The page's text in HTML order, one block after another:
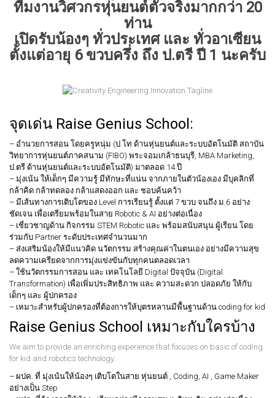
ทีมงานวิศวกรหุ่นยนต์ตัวจริงมากกว่า 20
ท่าน
เปิดรับน้องๆ ทั่วประเทศ และ ทั่วอาเซียน
ตั้งแต่อายุ 6 ขวบครึ่ง ถึง ป.ตรี ปี 1 นะครับ
จุดเด่น Raise Genius School:
– อำนวยการสอน โดยครูหนุ่ม (ป.โท ด้านหุ่นยนต์และระบบอัตโนมัติ สถาบัน
วิทยาการหุ่นยนต์ภาคสนาม (FIBO) พระจอมเกล้าธนบุรี, MBA Marketing,
ป.ตรี ด้านหุ่นยนต์และระบบอัตโนมัติ) มาตลอด 14 ปี
– มุ่งเน้น ให้เด็กๆ มีความรู้ มีทักษะที่แน่น จากภายในตัวน้องเอง มีบุคลิกที่
กล้าคิด กล้าทดลอง กล้าแสดงออก และ ชอบค้นคว้า
– มีเส้นทางการเติบโตของ Level การเรียนรู้ ตั้งแต่ 7 ขวบ จนถึง ม.6 อย่าง
ชัดเจน เพื่อเตรียมพร้อมในสาย Robotic & AI อย่างต่อเนื่อง
– เชี่ยวชาญด้าน กิจกรรม STEM Robotic และ พร้อมสนับสนุน ผู้เรียน โดย
ร่วมกับ Partner ระดับประเทศจำนวนมาก
– ส่งเสริมน้องให้มีแนวคิด นวัตกรรม สร้างคุณค่าในตนเอง อย่างมีความสุข
ลดความเครียดจากการมุ่งแข่งขันกับทุกคนตลอดเวลา
– ใช้นวัตกรรมการสอน และ เทคโนโลยี Digital ปัจจุบัน (Digital
Transformation) เพื่อเพิ่มประสิทธิภาพ และ ความสะดวก ปลอดภัย ให้กับ
เด็กๆ และ ผู้ปกครอง
– เหมาะสำหรับผู้ปกครองที่ต้องการให้บุตรหลานมีพื้นฐานด้าน coding for kid
Raise Genius School เหมาะกับใครบ้าง
We aim to provide an enriching experience that focuses on basic of coding
for kid and robotics technology.
– ผปค. ที่ มุ่งเน้นให้น้องๆ เติบโตในสาย หุ่นยนต์ , Coding, AI , Game Maker
อย่างเป็น Step